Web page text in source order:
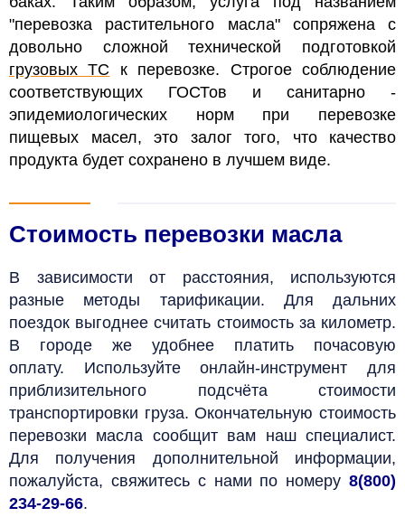
"перевозка растительного масла" сопряжена с
довольно сложной технической подготовкой
грузовых ТС к перевозке. Строгое соблюдение
соответствующих ГОСТов и санитарно -
эпидемиологических норм при перевозке
пищевых масел, это залог того, что качество
продукта будет сохранено в лучшем виде.
Стоимость перевозки масла
В зависимости от расстояния, используются
разные методы тарификации. Для дальних
поездок выгоднее считать стоимость за километр.
В городе же удобнее платить почасовую
оплату. Используйте онлайн-инструмент для
приблизительного подсчёта стоимости
транспортировки груза. Окончательную стоимость
перевозки масла сообщит вам наш специалист.
Для получения дополнительной информации,
пожалуйста, свяжитесь с нами по номеру 8(800)
234-29-66.